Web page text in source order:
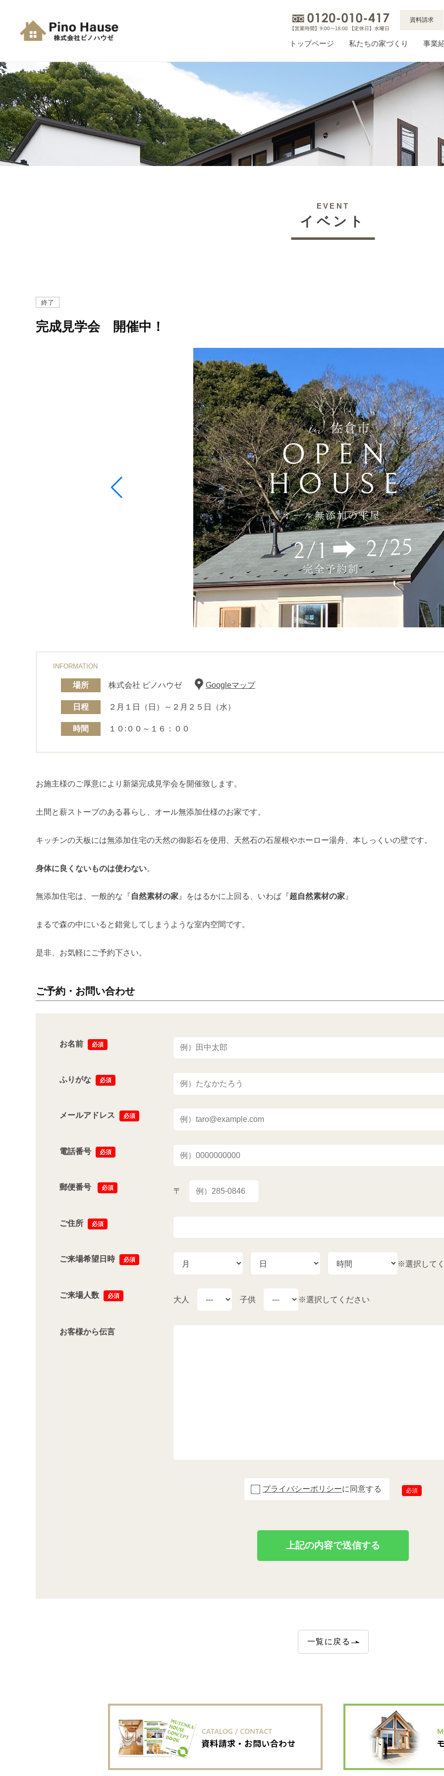
ツ
へ
ス
キ
ッ
プ
式
会
社
ピ
ノ
ハ
ウ
を
形
に
。
家
族
が
資料請求
トップページ 私たちの家づくり 事業
EVENT
イベント
終了
完成見学会 開催中！
INFORMATION
場所 株式会社 ピノハウゼ Googleマップ
日程 ２月１日（日）～２月２５日（水）
時間 １０:００～１６：００
お施主様のご厚意により新築完成見学会を開催致します。
土間と薪ストーブのある暮らし、オール無添加仕様のお家です。
キッチンの天板には無添加住宅の天然の御影石を使用、天然石の石屋根やホーロー湯舟、本しっくいの壁です。
身体に良くないものは使わない。
無添加住宅は、一般的な『自然素材の家 』をはるかに上回る、いわば『超自然素材の家 』
まるで森の中にいると錯覚してしまうような室内空間です。
是非、お気軽にご予約下さい。
ご予約・お問い合わせ
お名前 必須
ふりがな 必須
メールアドレス 必須
電話番号 必須
郵便番号 必須 〒
ご住所 必須
ご来場希望日時 必須 ※選択して
ご来場人数 必須 大人 子供 ※選択してください
お客様から伝言
プライバシーポリシーに同意する 必須
一覧に戻る
会
社
ノ
ハ
ウ
ゼ